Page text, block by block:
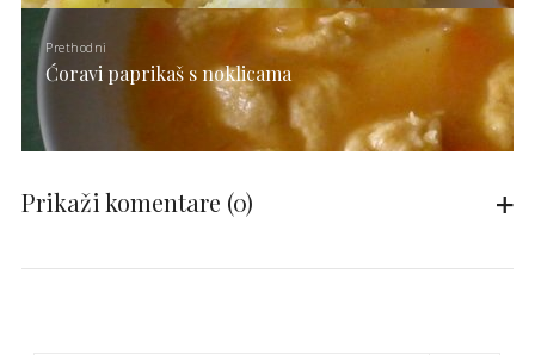
Prethodni
Ćoravi paprikaš s noklicama
Prikaži komentare (0)